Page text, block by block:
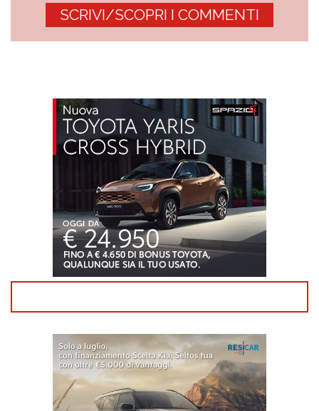
SCRIVI/SCOPRI I COMMENTI